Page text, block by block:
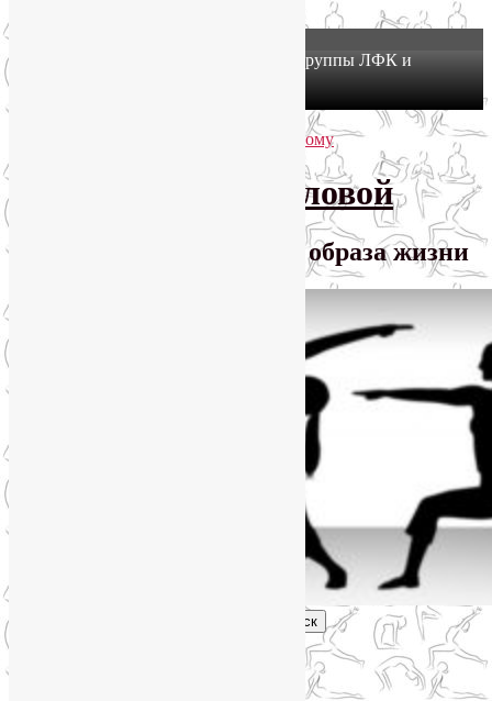
Йогатерапия в Москве: приглашаем в группы ЛФК и
Перейти к дополнительному содержимому
SmartYoga Лии Воловой
Практики для здорового образа жизни